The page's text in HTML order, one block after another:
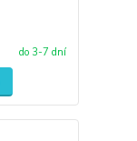
do 3-7 dní